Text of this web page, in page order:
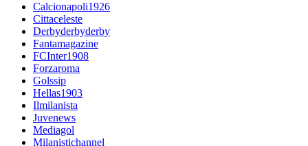
Calcionapoli1926
Cittaceleste
Derbyderbyderby
Fantamagazine
FCInter1908
Forzaroma
Golssip
Hellas1903
Ilmilanista
Juvenews
Mediagol
Milanistichannel